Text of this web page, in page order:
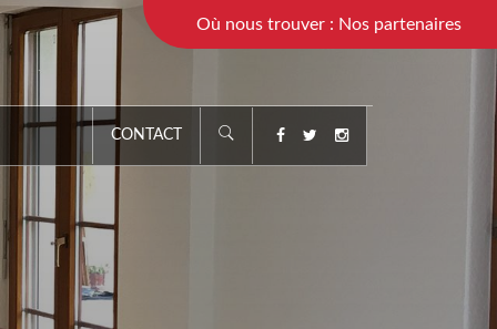
Où nous trouver : Nos partenaires
CONTACT